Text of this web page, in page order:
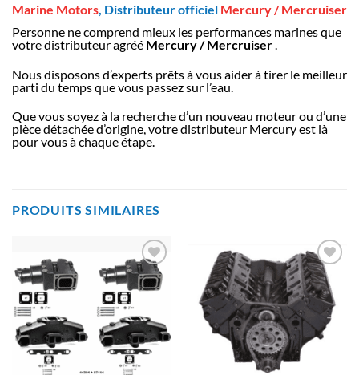
Marine Motors, Distributeur officiel Mercury / Mercruiser
Personne ne comprend mieux les performances marines que
votre distributeur agréé Mercury / Mercruiser.
Nous disposons d’experts prêts à vous aider à tirer le meilleur
parti du temps que vous passez sur l’eau.
Que vous soyez à la recherche d’un nouveau moteur ou d’une
pièce détachée d’origine, votre distributeur Mercury est là
pour vous à chaque étape.
PRODUITS SIMILAIRES
AJOUTER
À LA
LISTE
D’ENVIES
AJOUTER
À LA
LISTE
D’ENVIES